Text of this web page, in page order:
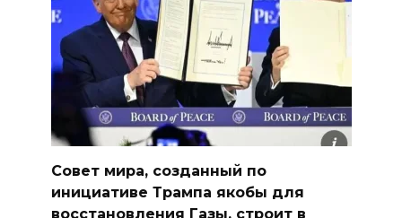
Совет мира, созданный по
инициативе Трампа якобы для
восстановления Газы, строит в